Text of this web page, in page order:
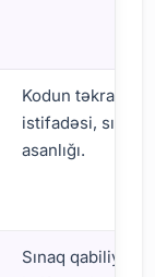
Kodun təkrar
istifadəsi, sınaq
asanlığı.
Sınaq qabiliyyəti